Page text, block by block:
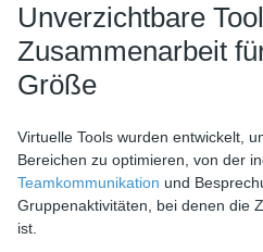
Unverzichtbare
Zusammenarbeit
Größe
Virtuelle Tools wurden entwickelt,
Bereichen zu optimieren, von der
Teamkommunikation und
Gruppenaktivitäten, bei denen die
ist.